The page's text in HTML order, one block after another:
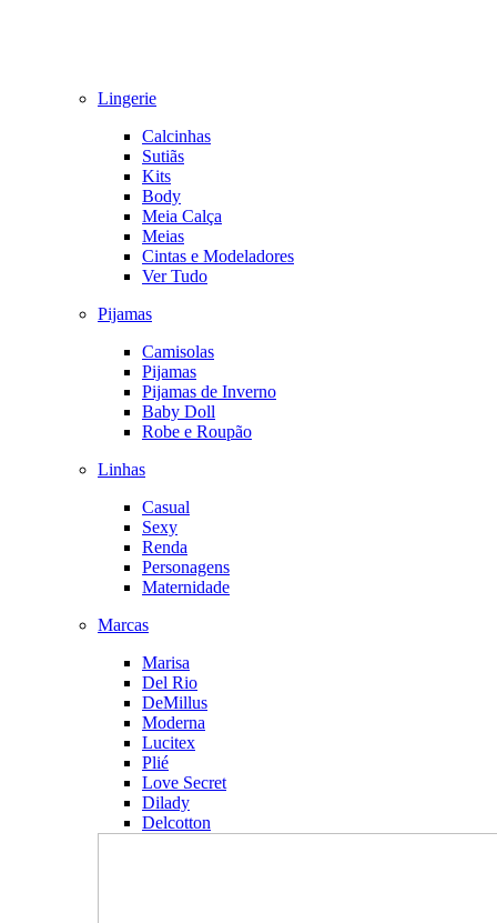
Lingerie
Calcinhas
Sutiãs
Kits
Body
Meia Calça
Meias
Cintas e Modeladores
Ver Tudo
Pijamas
Camisolas
Pijamas
Pijamas de Inverno
Baby Doll
Robe e Roupão
Linhas
Casual
Sexy
Renda
Personagens
Maternidade
Marcas
Marisa
Del Rio
DeMillus
Moderna
Lucitex
Plié
Love Secret
Dilady
Delcotton